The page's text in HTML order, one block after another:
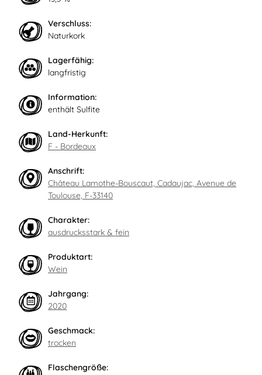
Verschluss:
Naturkork
Lagerfähig:
langfristig
Information:
enthält Sulfite
Land-Herkunft:
F - Bordeaux
Anschrift:
Château Lamothe-Bouscaut, Cadaujac, Avenue de
Toulouse, F-33140
Charakter:
ausdrucksstark & fein
Produktart:
Wein
Jahrgang:
2020
Geschmack:
trocken
Flaschengröße: